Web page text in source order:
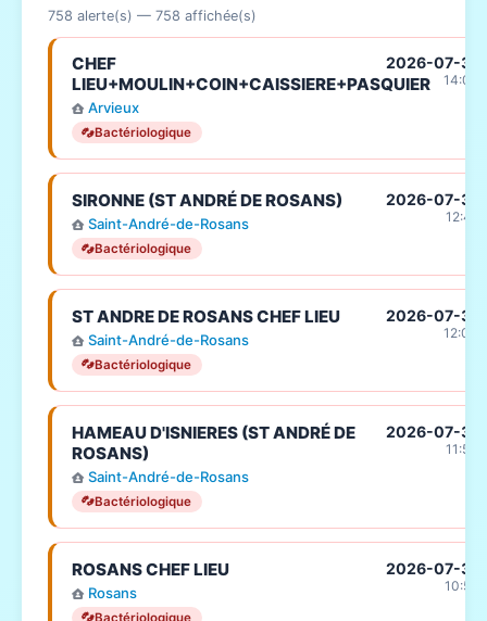
758 alerte(s) — 758 affichée(s)
CHEF
LIEU+MOULIN+COIN+CAISSIERE+PASQUIER
Arvieux
Bactériologique
2026-07-31
14:06
SIRONNE (ST ANDRÉ DE ROSANS)
Saint-André-de-Rosans
Bactériologique
2026-07-31
12:41
ST ANDRE DE ROSANS CHEF LIEU
Saint-André-de-Rosans
Bactériologique
2026-07-31
12:03
HAMEAU D'ISNIERES (ST ANDRÉ DE
ROSANS)
Saint-André-de-Rosans
Bactériologique
2026-07-31
11:53
ROSANS CHEF LIEU
Rosans
Bactériologique
2026-07-31
10:56